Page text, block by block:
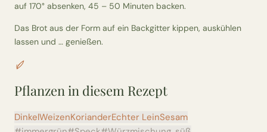
auf 170° absenken, 45 – 50 Minuten backen.
Das Brot aus der Form auf ein Backgitter kippen, auskühlen
lassen und … genießen.
Pflanzen in diesem Rezept
DinkelWeizenKorianderEchter LeinSesam